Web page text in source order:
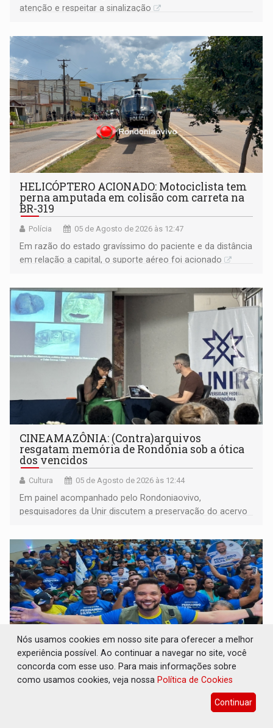
atenção e respeitar a sinalização
HELICÓPTERO ACIONADO: Motociclista tem
perna amputada em colisão com carreta na
BR-319
Polícia 05 de Agosto de 2026 às 12:47
Em razão do estado gravíssimo do paciente e da distância
em relação a capital, o suporte aéreo foi acionado
CINEAMAZÔNIA: (Contra)arquivos
resgatam memória de Rondônia sob a ótica
dos vencidos
Cultura 05 de Agosto de 2026 às 12:44
Em painel acompanhado pelo Rondoniaovivo,
pesquisadores da Unir discutem a preservação do acervo
memória como bússola para o futuro
homologado candidato durante convenção
Nós usamos cookies em nosso site para oferecer a melhor
experiência possível. Ao continuar a navegar no site, você
concorda com esse uso. Para mais informações sobre
como usamos cookies, veja nossa Política de Cookies
Continuar